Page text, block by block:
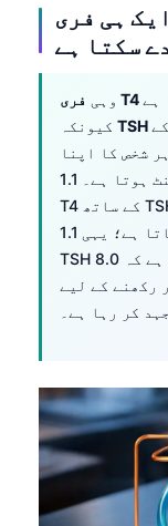
ایک ہی فری T4 لیول مختلف معنی کیسے
دے سکتا ہے
وہی
ہے
شخص کا اپنا
ایک نسبتاً تنگ سیٹ پوائنٹ ہوتا ہے۔ 1.1 ng/dL فری
T4 کے ساتھ TSH 2.1 mIU/L عموماً متوازن فیڈبیک کے
طور پر پڑھا جاتا ہے؛ یہی 1.1 ng/dL فری T4 کے ساتھ
TSH 8.0 اکثر اس بات کا مطلب ہوتا ہے کہ
رکھنے کے لیے